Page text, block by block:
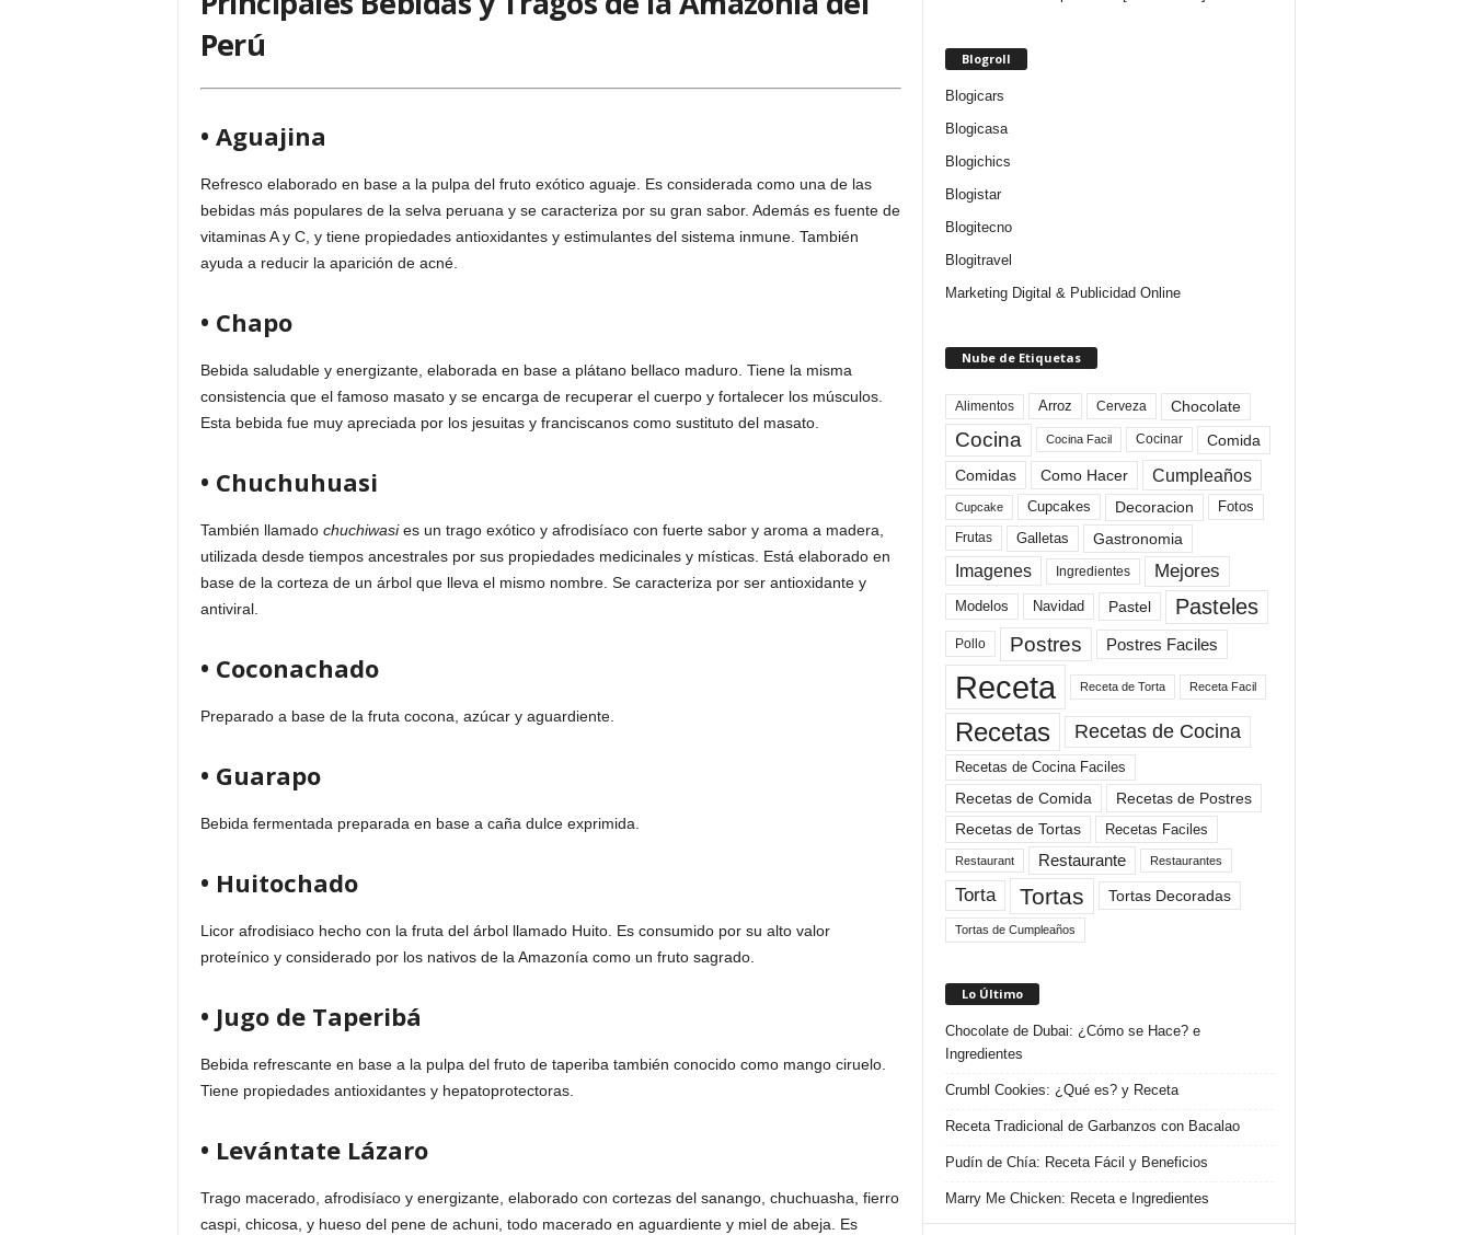
Perú
• Aguajina
Refresco elaborado en base a la pulpa del fruto exótico aguaje. Es considerada como una de las
bebidas más populares de la selva peruana y se caracteriza por su gran sabor. Además es fuente de
vitaminas A y C, y tiene propiedades antioxidantes y estimulantes del sistema inmune. También
ayuda a reducir la aparición de acné.
• Chapo
Bebida saludable y energizante, elaborada en base a plátano bellaco maduro. Tiene la misma
consistencia que el famoso masato y se encarga de recuperar el cuerpo y fortalecer los músculos.
Esta bebida fue muy apreciada por los jesuitas y franciscanos como sustituto del masato.
• Chuchuhuasi
También llamado chuchiwasies un trago exótico y afrodisíaco con fuerte sabor y aroma a madera,
utilizada desde tiempos ancestrales por sus propiedades medicinales y místicas. Está elaborado en
base de la corteza de un árbol que lleva el mismo nombre. Se caracteriza por ser antioxidante y
antiviral.
• Coconachado
Preparado a base de la fruta cocona, azúcar y aguardiente.
• Guarapo
Bebida fermentada preparada en base a caña dulce exprimida.
• Huitochado
Licor afrodisiaco hecho con la fruta del árbol llamado Huito. Es consumido por su alto valor
proteínico y considerado por los nativos de la Amazonía como un fruto sagrado.
• Jugo de Taperibá
Bebida refrescante en base a la pulpa del fruto de taperiba también conocido como mango ciruelo.
Tiene propiedades antioxidantes y hepatoprotectoras.
• Levántate Lázaro
Trago macerado, afrodisíaco y energizante, elaborado con cortezas del sanango, chuchuasha, fierro
caspi, chicosa, y hueso del pene de achuni, todo macerado en aguardiente y miel de abeja. Es
Blogroll
Blogicars
Blogicasa
Blogichics
Blogistar
Blogitecno
Blogitravel
Marketing Digital & Publicidad Online
Nube de Etiquetas
Alimentos Arroz Cerveza Chocolate
Cocina Cocina Facil Cocinar
Comida
Comidas
Como Hacer Cumpleaños
Cupcake Cupcakes Decoracion Fotos
Frutas Galletas Gastronomia
Imagenes Ingredientes Mejores
Modelos Navidad Pastel Pasteles
Pollo Postres Postres Faciles
Receta Receta de Torta Receta Facil
Recetas Recetas de Cocina
Recetas de Cocina Faciles
Recetas de Comida
Recetas de Postres
Recetas de Tortas
Recetas Faciles
Restaurant Restaurante Restaurantes
Torta Tortas Tortas Decoradas
Tortas de Cumpleaños
Lo Último
Chocolate de Dubai: ¿Cómo se Hace? e
Ingredientes
Crumbl Cookies: ¿Qué es? y Receta
Receta Tradicional de Garbanzos con Bacalao
Pudín de Chía: Receta Fácil y Beneficios
Marry Me Chicken: Receta e Ingredientes